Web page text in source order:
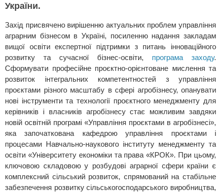
України.
Захід присвячено вирішенню актуальних проблем управління
аграрним бізнесом в Україні, посиленню надання закладам
вищої освіти експертної підтримки з питань інноваційного
розвитку та сучасної бізнес-освіти, програма заходу.
Сформувати професійне проєктно-орієнтоване мислення та
розвиток інтегральних компетентностей з управління
проєктами різного масштабу в сфері агробізнесу, опанувати
нові інструменти та технології проєктного менеджменту для
керівників і власників агробізнесу стає можливим завдяки
новій освітній програмі «Управління проєктами в агробізнесі»,
яка започаткована кафедрою управління проєктами і
процесами Навчально-наукового інституту менеджменту та
освіти «Університету економіки та права «КРОК». При цьому,
ключовою складовою у розбудові аграрної сфери країни є
комплексний сільський розвиток, спрямований на стабільне
забезпечення розвитку сільськогосподарського виробництва,